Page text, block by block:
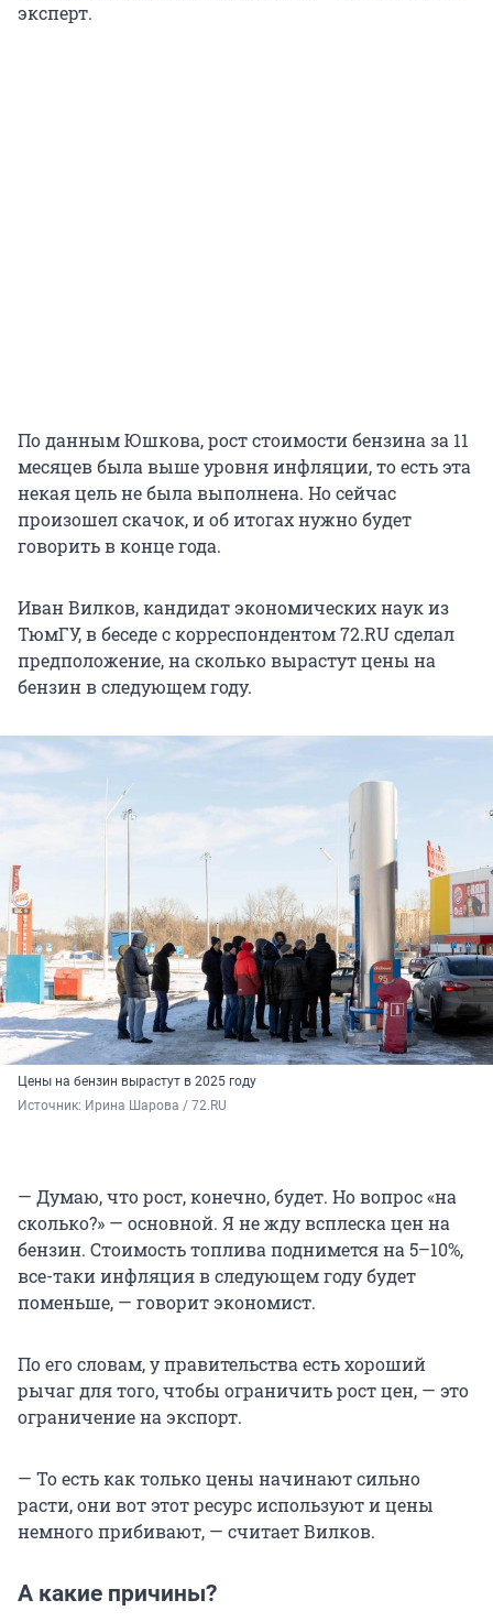
эксперт.
По данным Юшкова, рост стоимости бензина за 11
месяцев была выше уровня инфляции, то есть эта
некая цель не была выполнена. Но сейчас
произошел скачок, и об итогах нужно будет
говорить в конце года.
Иван Вилков, кандидат экономических наук из
ТюмГУ, в беседе с корреспондентом 72.RU сделал
предположение, на сколько вырастут цены на
бензин в следующем году.
Цены на бензин вырастут в 2025 году
Источник: Ирина Шарова / 72.RU
— Думаю, что рост, конечно, будет. Но вопрос «на
сколько?» — основной. Я не жду всплеска цен на
бензин. Стоимость топлива поднимется на 5–10%,
все-таки инфляция в следующем году будет
поменьше, — говорит экономист.
По его словам, у правительства есть хороший
рычаг для того, чтобы ограничить рост цен, — это
ограничение на экспорт.
— То есть как только цены начинают сильно
расти, они вот этот ресурс используют и цены
немного прибивают, — считает Вилков.
А какие причины?